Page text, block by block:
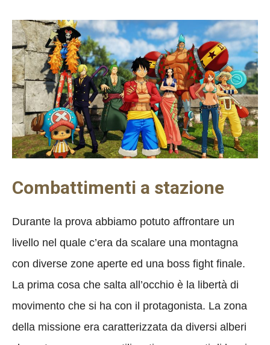
Combattimenti a stazione
Durante la prova abbiamo potuto affrontare un
livello nel quale c’era da scalare una montagna
con diverse zone aperte ed una boss fight finale.
La prima cosa che salta all’occhio è la libertà di
movimento che si ha con il protagonista. La zona
della missione era caratterizzata da diversi alberi